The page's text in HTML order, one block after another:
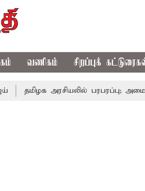
வணிகம் சிறப்புக்
அரசியலில் பரபரப்பு; அமைச்சர்